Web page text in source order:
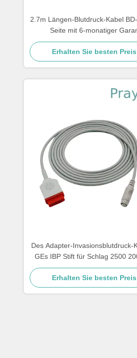
2.7m Längen-Blutdruck-Kabel
Seite mit 6-monatiger
Erhalten Sie besten Preis
Des Adapter-Invasionsblutdruck-
GEs IBP Stift für Schlag 2500
4000
Erhalten Sie besten Preis